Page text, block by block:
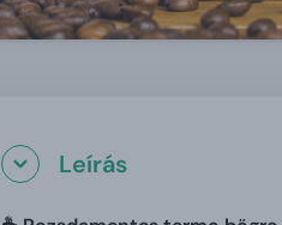
Leírás